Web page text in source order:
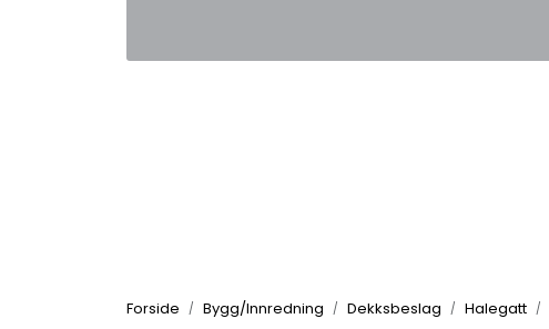
Forside Bygg/Innredning Dekksbeslag Halegatt